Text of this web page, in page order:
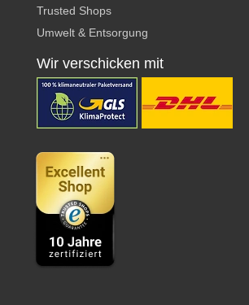
Trusted Shops
Umwelt & Entsorgung
Wir verschicken mit